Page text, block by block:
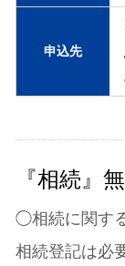
申込先
『相続』
◯相続に関す
相続登記は必